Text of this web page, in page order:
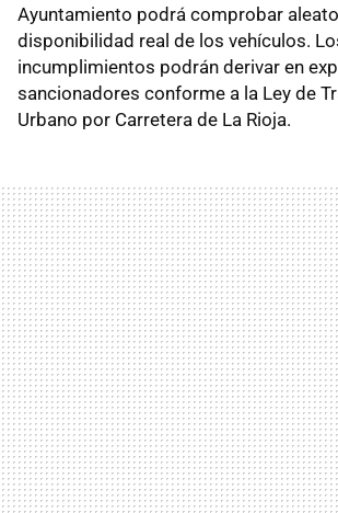
Ayuntamiento podrá comprobar
disponibilidad real de los vehículos.
incumplimientos podrán derivar en
sancionadores conforme a la Ley de
Urbano por Carretera de La Rioja.